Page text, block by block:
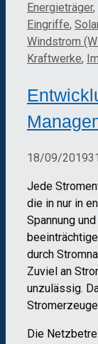
Energieträger,
Eingriffe,
Windstrom
Kraftwerke,
18/09/2019
Jede
die in nur in
Spannung
durch
Zuviel an
unzulässig.
Die